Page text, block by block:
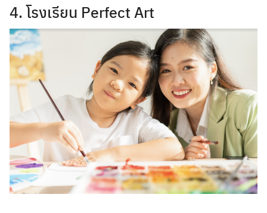
4. โรงเรียน Perfect Art